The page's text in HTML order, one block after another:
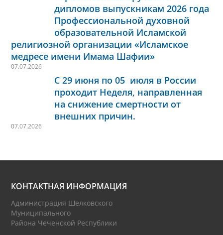
дипломов выпускникам 2026 года
Профессиональной духовной
образовательной Исламской
религиозной организации «Исламское
медресе имени Имама Шафии»
07.07.2026
С 29 июня по 05 июля в России
проходит Неделя, направленная
на снижение смертности от
внешних причин.
07.07.2026
КОНТАКТНАЯ ИНФОРМАЦИЯ
Администрация Шелковского
Муниципального
Района Чеченской Республики